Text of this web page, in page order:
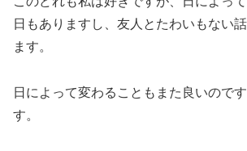
日もありますし、友人とたわいもない
ます。
日によって変わることもまた良いので
す。